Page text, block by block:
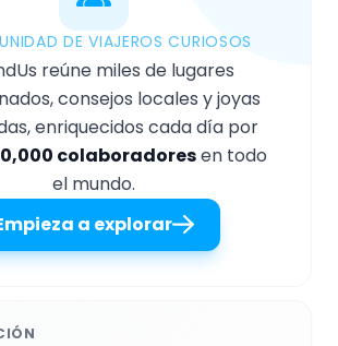
DE VIAJEROS CURIOSOS
reúne miles de lugares
consejos locales y joyas
enriquecidos cada día por
colaboradoresen todo
el mundo.
a explorar